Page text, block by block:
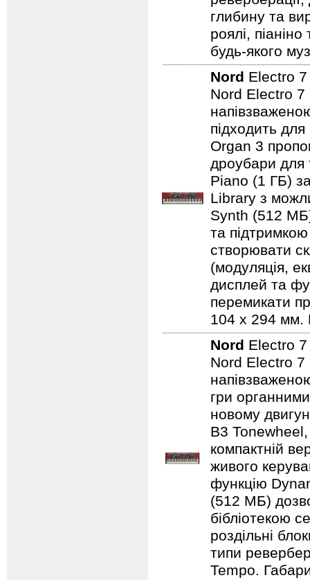
глибину та
роялі,
будь-якого
Nord Electro
Nord Electro 7
підходить
Organ 3
дроубари для
Piano (1 ГБ)
Library з
Synth (512
та
створювати
(модуляція,
дисплей та
перемикати
104 x 294 мм.
Nord Electro
Nord Electro 7
гри
новому
B3
компактній
живого
функцію
(512 МБ)
бібліотекою
роздільні
типи
Tempo.